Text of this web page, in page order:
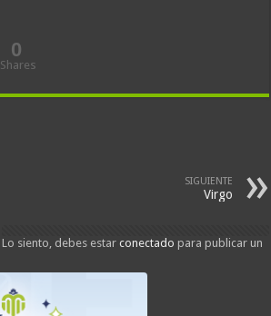
0
Shares
SIGUIENTE
Virgo
Lo siento, debes estarconectado para publicar un